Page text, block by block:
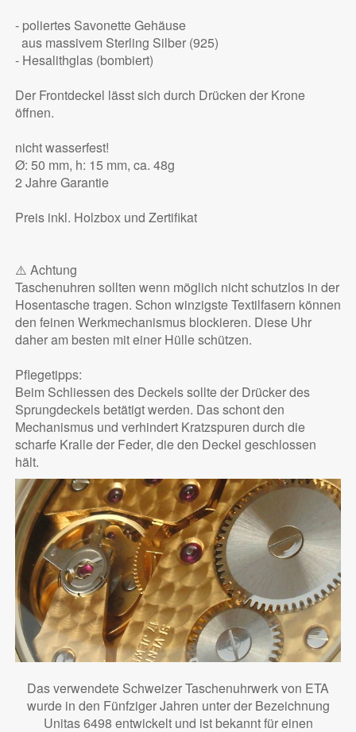
- poliertes Savonette Gehäuse
aus massivem Sterling Silber (925)
- Hesalithglas (bombiert)
Der Frontdeckel lässt sich durch Drücken der Krone
öffnen.
nicht wasserfest!
Ø: 50 mm, h: 15 mm, ca. 48g
2 Jahre Garantie
Preis inkl. Holzbox und Zertifikat
⚠️ Achtung
Taschenuhren sollten wenn möglich nicht schutzlos in der
Hosentasche tragen. Schon winzigste Textilfasern können
den feinen Werkmechanismus blockieren. Diese Uhr
daher am besten mit einer Hülle schützen.
Pflegetipps:
Beim Schliessen des Deckels sollte der Drücker des
Sprungdeckels betätigt werden. Das schont den
Mechanismus und verhindert Kratzspuren durch die
scharfe Kralle der Feder, die den Deckel geschlossen
hält.
Das verwendete Schweizer Taschenuhrwerk von ETA
wurde in den Fünfziger Jahren unter der Bezeichnung
Unitas 6498 entwickelt und ist bekannt für einen